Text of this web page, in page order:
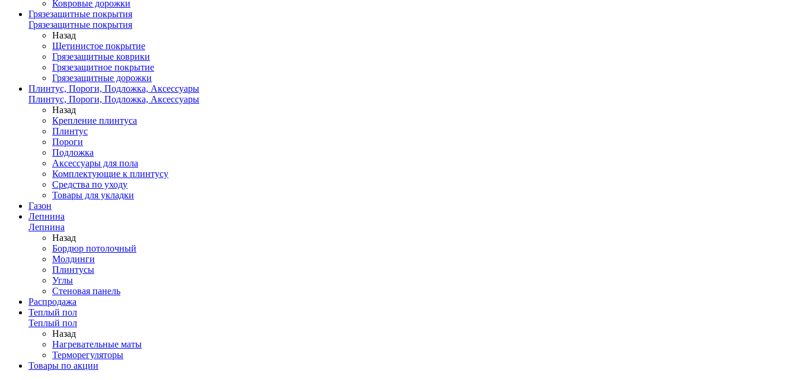
Ковровые дорожки
Грязезащитные покрытия
Грязезащитные покрытия
Назад
Щетинистое покрытие
Грязезащитные коврики
Грязезащитное покрытие
Грязезащитные дорожки
Плинтус, Пороги, Подложка, Аксессуары
Плинтус, Пороги, Подложка, Аксессуары
Назад
Крепление плинтуса
Плинтус
Пороги
Подложка
Аксессуары для пола
Комплектующие к плинтусу
Средства по уходу
Товары для укладки
Газон
Лепнина
Лепнина
Назад
Бордюр потолочный
Молдинги
Плинтусы
Углы
Стеновая панель
Распродажа
Теплый пол
Теплый пол
Назад
Нагревательные маты
Терморегуляторы
Товары по акции